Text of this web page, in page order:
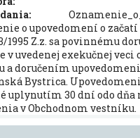
o upovedomení o začatí
1995 Z.z. sa povinnému
v uvedenej exekučnej
a doručením
Bystrica.
uplynutím 30 dní odo
v Obchodnom vestníku.